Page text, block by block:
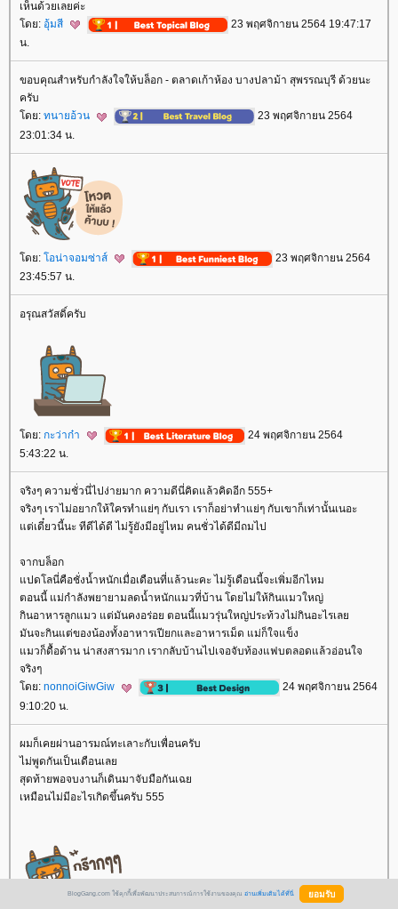
เห็นด้วยเลยค่ะ
ดย: อุ้มสี
23 พฤศจิกายน 2564 19:47:17
น.
ขอบคุณสำหรับกำลังใจให้บล็อก - ตลาดเก้าห้อง บางปลาม้า สุพรรณบุรี ด้วยนะ
ครับ
ดย: ทนายอ้วน
23 พฤศจิกายน 2564
23:01:34 น.
ดย: อน่าจอมซ่าส์
23 พฤศจิกายน 2564
23:45:57 น.
อรุณสวัสดิ์ครับ
ดย: กะว่าก๋า
24 พฤศจิกายน 2564
5:43:22 น.
จริงๆ ความชั่วนี่ไปง่ายมาก ความดีนี่คิดแล้วคิดอีก 555+
จริงๆ เราไม่อยากให้ใครทำแย่ๆ กับเรา เราก็อย่าทำแย่ๆ กับเขาก็เท่านั้นเนอะ
ต่เดี๋ยวนี้นะ ทีดีได้ดี ไม่รู้ยังมีอยู่ไหม คนชั่วได้ดีมีถมไป
จากบล็อก
ปดโลนี่คือชั่งน้ำหนักเมื่อเดือนที่แล้วนะคะ ไม่รู้เดือนนี้จะเพิ่มอีกไหม
ตอนนี้ แม่กำลังพยายามลดน้ำหนักแมวที่บ้าน โดยไม่ให้กินแมวใหญ่
กินอาหารลูกแมว แต่มันคงอร่อย ตอนนี้แมวรุ่นใหญ่ประท้วงไม่กินอะไรเล
มันจะกินแต่ของน้องทั้งอาหารเปียกและอาหารเม็ด แม่ก็ใจแข็ง
มวก็ดื้อด้าน น่าสงสารมาก เรากลับบ้านไปเจอจับท้องแฟบตลอดแล้วอ่อนใจ
จริงๆ
ดย: nonnoiGiwGiw
24 พฤศจิกายน 2564
9:10:20 น.
ผมก็เคยผ่านอารมณ์ทะเลาะกับเพื่อนครับ
ไม่พูดกันเป็นเดือนเล
สุดท้ายพอจบงานก็เดินมาจับมือกันเฉ
เหมือนไม่มีอะไรเกิดขึ้นครับ 555
BlogGang.com ใช้คุกกี้เพื่อพัฒนาประสบการณ์การใช้งานของคุณ อ่านเพิ่มเติมได้ที่นี่